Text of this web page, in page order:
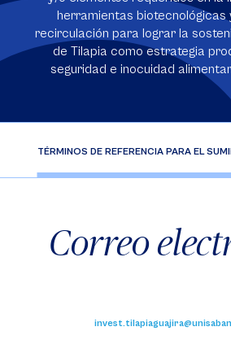
herramientas biotecnológicas
recirculación para lograr la
de Tilapia como estrategia
seguridad e inocuidad
TÉRMINOS DE REFERENCIA PARA EL
Correo